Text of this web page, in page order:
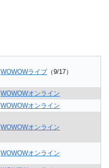
WOWOWライブ （9/17）
WOWOWオンライン
WOWOWオンライン
WOWOWオンライン
WOWOWオンライン